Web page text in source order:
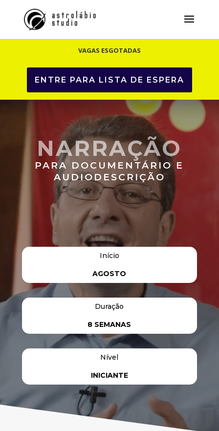
VAGAS ESGOTADAS
ENTRE PARA LISTA DE ESPERA
NARRAÇÃO
PARA DOCUMENTÁRIO E
AUDIODESCRIÇÃO
Início
AGOSTO
Duração
8 SEMANAS
Nível
INICIANTE